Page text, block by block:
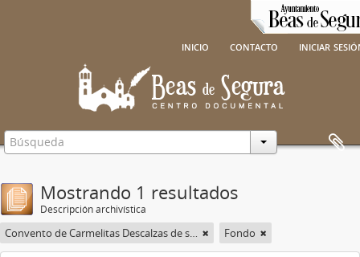
inicio contacto iniciar
Mostrando 1 resultados
Descripción archivística
Convento de Carmelitas Descalzas de san José del Salvador Fondo